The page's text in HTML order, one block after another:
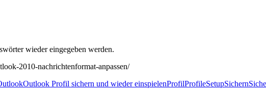
wieder eingegeben werden.
2010-nachrichtenformat-anpassen/
Outlook Profil sichern und wieder einspielenProfilProfileSetupSichern